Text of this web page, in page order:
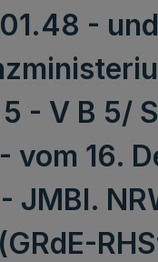
-
- V B 5/
vom 16.
JMBI.
(GRdE-